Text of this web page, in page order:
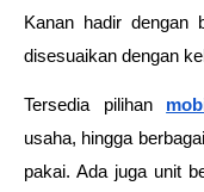
Kanan hadir dengan
disesuaikan dengan
Tersedia pilihan
usaha, hingga
pakai. Ada juga unit